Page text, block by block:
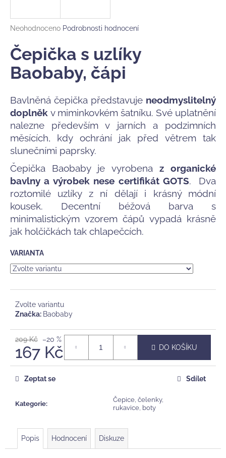
Průměrné
produktu
je
0,0
hvězdiček.
Neohodnoceno Podrobnosti hodnocení
Čepička s uzlíky
Baobaby, čápi
Bavlněná čepička představuje neodmyslitelný
doplněk v miminkovkém šatníku. Své uplatnění
nalezne především v jarních a podzimních
měsících, kdy ochrání jak před větrem tak
slunečními paprsky.
Čepička Baobaby je vyrobena z organické
bavlny a výrobek nese certifikát GOTS. Dva
roztomilé uzlíky z ní dělají i krásný módní
kousek. Decentní béžová barva s
minimalistickým vzorem čápů vypadá krásně
jak holčičkách tak chlapečcích.
VARIANTA
Zvolte variantu
Značka: Baobaby
209 Kč –20 %
167 Kč
Měrná
cena:
DO KOŠÍKU
Kategorie:
Čepice, čelenky,
rukavice, boty
Zeptat se Sdílet
Popis Hodnocení Diskuze
j
t
?
HLEDAT
D
o
p
o
r
u
č
u
j
e
m
KAUČUKOVÉ
A
CHRASTÍTKO
TIKIRI
SAFARI,
LVÍČEK
375